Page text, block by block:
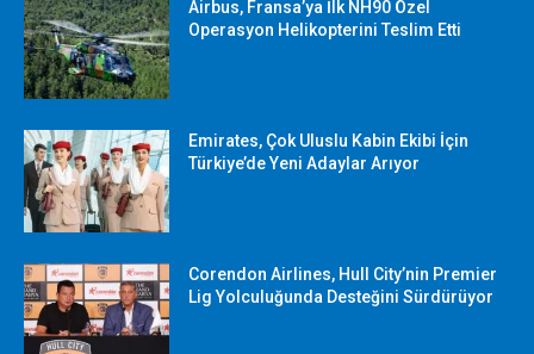
Airbus, Fransa’ya İlk NH90 Özel
Operasyon Helikopterini Teslim Etti
Emirates, Çok Uluslu Kabin Ekibi İçin
Türkiye’de Yeni Adaylar Arıyor
Corendon Airlines, Hull City’nin Premier
Lig Yolculuğunda Desteğini Sürdürüyor